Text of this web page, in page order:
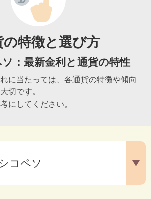
の特徴と選び方
：最新金利と通貨の特性
に当たっては、各通貨の特徴や傾向
切です。
にしてください。
コ ペソ